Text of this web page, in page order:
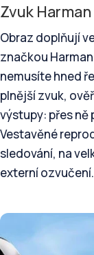
Zvuk
Obraz doplňují
značkou
nemusíte hned
plnější zvuk,
výstupy: přes ně
Vestavěné
sledování, na
externí ozvučení.